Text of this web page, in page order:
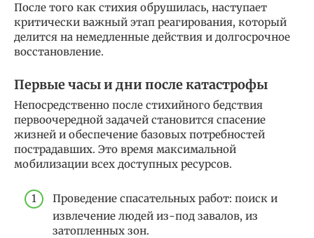
После того как стихия обрушилась, наступает
критически важный этап реагирования, который
делится на немедленные действия и долгосрочное
восстановление.
Первые часы и дни после катастрофы
Непосредственно после стихийного бедствия
первоочередной задачей становится спасение
жизней и обеспечение базовых потребностей
пострадавших. Это время максимальной
мобилизации всех доступных ресурсов.
Проведение спасательных работ: поиск и
извлечение людей из-под завалов, из
затопленных зон.